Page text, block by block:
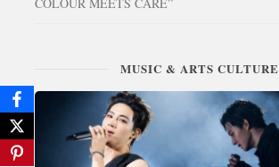
MUSIC & ARTS CULTURE